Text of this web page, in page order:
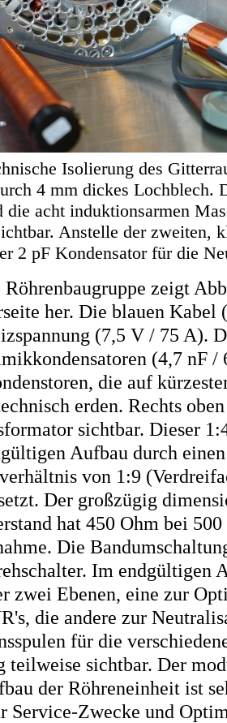
Isolierung des
4 mm dickes Lochblech.
die acht induktionsarmen
Anstelle der zweiten,
2 pF Kondensator für die
zeigt
her. Die blauen Kabel
(7,5 V / 75 A).
(4,7 nF
die auf
erden. Rechts
sichtbar. Dieser
Aufbau durch
von 1:9
Der großzügig
hat 450 Ohm bei
Die
Im endgültigen
zwei Ebenen, eine zur
die andere zur
für die
teilweise sichtbar. Der
der Röhreneinheit ist
Service-Zwecke und